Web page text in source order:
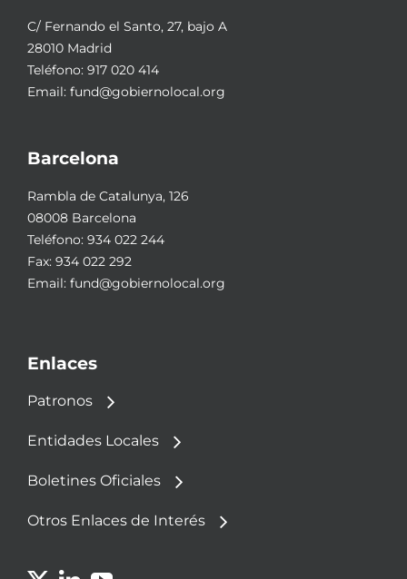
C/ Fernando el Santo, 27, bajo A
28010 Madrid
Teléfono: 917 020 414
Email: fund@gobiernolocal.org
Barcelona
Rambla de Catalunya, 126
08008 Barcelona
Teléfono: 934 022 244
Fax: 934 022 292
Email: fund@gobiernolocal.org
Enlaces
Patronos
Entidades Locales
Boletines Oficiales
Otros Enlaces de Interés